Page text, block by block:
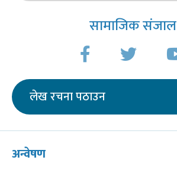
सामाजिक संजाल
लेख रचना पठाउन
अन्वेषण